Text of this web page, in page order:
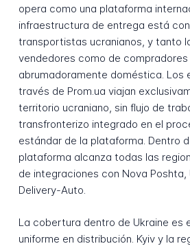
opera como una plataforma
infraestructura de entrega está
transportistas ucranianos, y tanto
vendedores como de compradores
abrumadoramente doméstica. Los
través de Prom.ua viajan
territorio ucraniano, sin flujo de
transfronterizo integrado en el
estándar de la plataforma. Dentro
plataforma alcanza todas las
de integraciones con Nova
Delivery-Auto.
La cobertura dentro de Ukraine es
uniforme en distribución. Kyiv y la